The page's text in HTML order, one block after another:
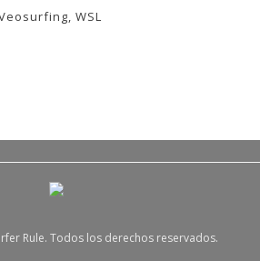
WSL
Rule. Todos los derechos reservados.